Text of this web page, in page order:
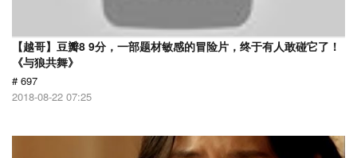
【越哥】豆瓣8 9分，一部题材敏感的冒险片，终于有人敢碰它了！
《与狼共舞》
# 697
2018-08-22 07:25